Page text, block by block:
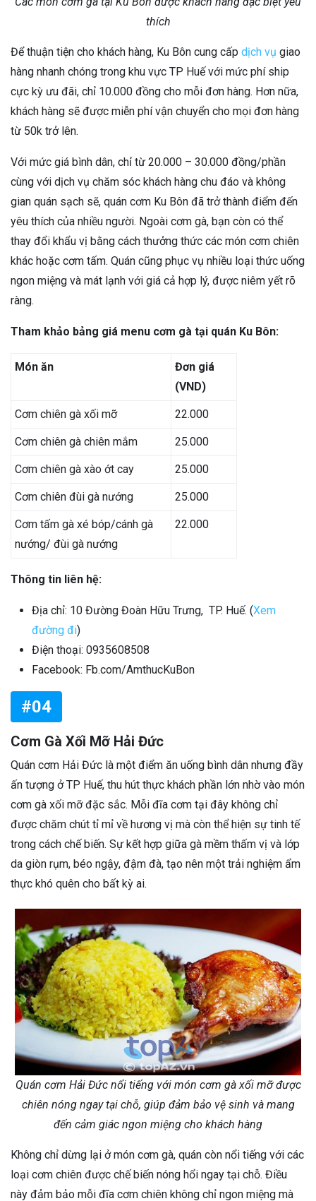
thích
Để thuận tiện cho khách hàng, Ku Bôn cung cấp dịch vụ giao
hàng nhanh chóng trong khu vực TP Huế với mức phí ship
cực kỳ ưu đãi, chỉ 10.000 đồng cho mỗi đơn hàng. Hơn nữa,
khách hàng sẽ được miễn phí vận chuyển cho mọi đơn hàng
từ 50k trở lên.
Với mức giá bình dân, chỉ từ 20.000 – 30.000 đồng/phần
cùng với dịch vụ chăm sóc khách hàng chu đáo và không
gian quán sạch sẽ, quán cơm Ku Bôn đã trở thành điểm đến
yêu thích của nhiều người. Ngoài cơm gà, bạn còn có thể
thay đổi khẩu vị bằng cách thưởng thức các món cơm chiên
khác hoặc cơm tấm. Quán cũng phục vụ nhiều loại thức uống
ngon miệng và mát lạnh với giá cả hợp lý, được niêm yết rõ
ràng.
Tham khảo bảng giá menu cơm gà tại quán Ku Bôn:
Món ăn
Đơn giá
(VND)
Cơm chiên gà xối mỡ 22.000
Cơm chiên gà chiên mắm 25.000
Cơm chiên gà xào ớt cay 25.000
Cơm chiên đùi gà nướng 25.000
Cơm tấm gà xé bóp/cánh gà
nướng/ đùi gà nướng
22.000
Thông tin liên hệ:
Địa chỉ: 10 Đường Đoàn Hữu Trưng, TP. Huế. (Xem
đường đi)
Điện thoại: 0935608508
Facebook: Fb.com/AmthucKuBon
#04
Cơm Gà Xối Mỡ Hải Đức
Quán cơm Hải Đức là một điểm ăn uống bình dân nhưng đầy
ấn tượng ở TP Huế, thu hút thực khách phần lớn nhờ vào món
cơm gà xối mỡ đặc sắc. Mỗi đĩa cơm tại đây không chỉ
được chăm chút tỉ mỉ về hương vị mà còn thể hiện sự tinh tế
trong cách chế biến. Sự kết hợp giữa gà mềm thấm vị và lớp
da giòn rụm, béo ngậy, đậm đà, tạo nên một trải nghiệm ẩm
thực khó quên cho bất kỳ ai.
Quán cơm Hải Đức nổi tiếng với món cơm gà xối mỡ được
chiên nóng ngay tại chỗ, giúp đảm bảo vệ sinh và mang
đến cảm giác ngon miệng cho khách hàng
Không chỉ dừng lại ở món cơm gà, quán còn nổi tiếng với các
loại cơm chiên được chế biến nóng hổi ngay tại chỗ. Điều
này đảm bảo mỗi đĩa cơm chiên không chỉ ngon miệng mà